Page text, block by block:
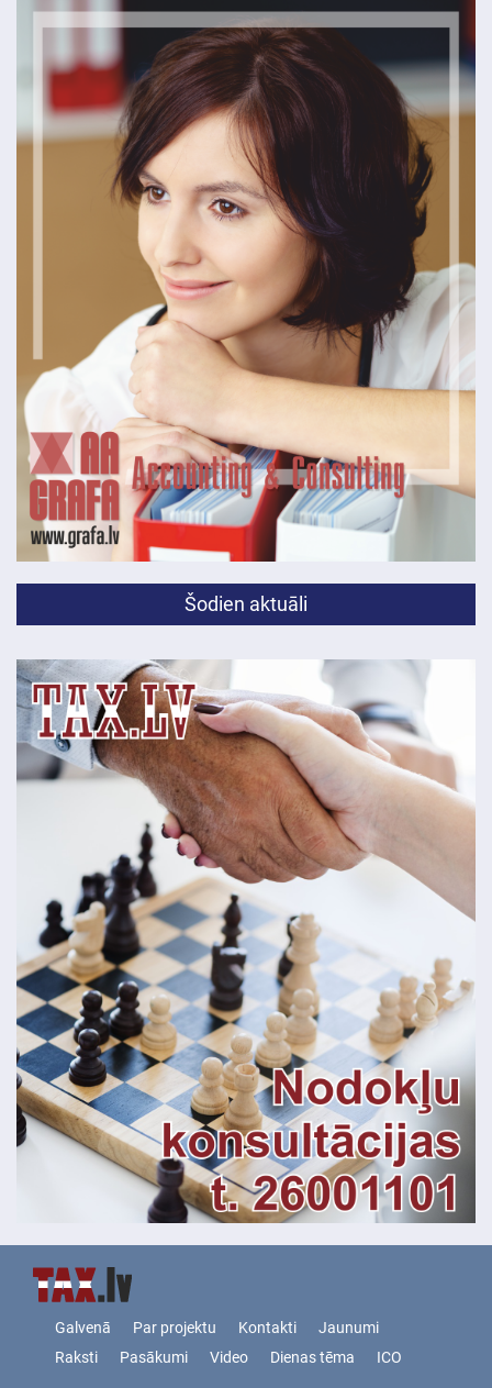
Šodien aktuāli
Galvenā Par projektu Kontakti
Jaunumi
Raksti
Pasākumi Video Dienas tēma ICO